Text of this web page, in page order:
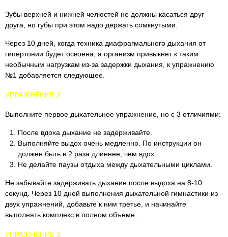
Зубы верхней и нижней челюстей не должны касаться друг
друга, но губы при этом надо держать сомкнутыми.
Через 10 дней, когда техника диафрагмального дыхания от
гипертонии будет освоена, а организм привыкнет к таким
необычным нагрузкам из-за задержки дыхания, к упражнению
№1 добавляется следующее.
УПРАЖНЕНИЕ 2
Выполните первое дыхательное упражнение, но с 3 отличиями:
После вдоха дыхание не задерживайте.
Выполняйте выдох очень медленно. По инструкции он
должен быть в 2 раза длиннее, чем вдох.
Не делайте паузы отдыха между дыхательными циклами.
Не забывайте задерживать дыхание после выдоха на 8-10
секунд. Через 10 дней выполнения дыхательной гимнастики из
двух упражнений, добавьте к ним третье, и начинайте
выполнять комплекс в полном объеме.
УПРАЖНЕНИЕ 3